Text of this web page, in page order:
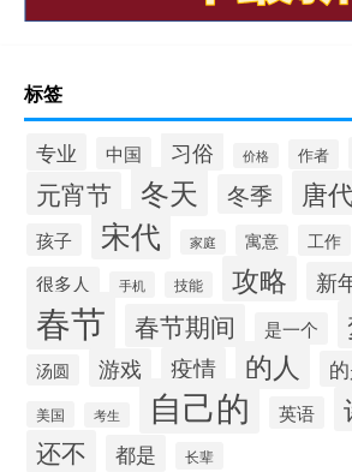
标签
专业 中国 习俗 价格 作者
元宵节 冬天 冬季 唐
孩子 宋代 家庭 寓意 工作
很多人 手机 技能 攻略 新
春节 春节期间 是一个
汤圆 游戏 疫情 的人
美国 考生 自己的 英语
还不 都是 长辈